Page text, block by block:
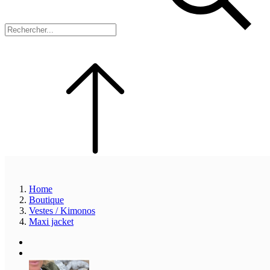
Home
Boutique
Vestes / Kimonos
Maxi jacket